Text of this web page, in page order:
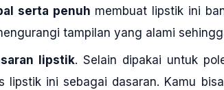
serta penuh membuat lipstik ini
tampilan yang alami
lipstik. Selain dipakai untuk
lipstik ini sebagai dasaran. Kamu